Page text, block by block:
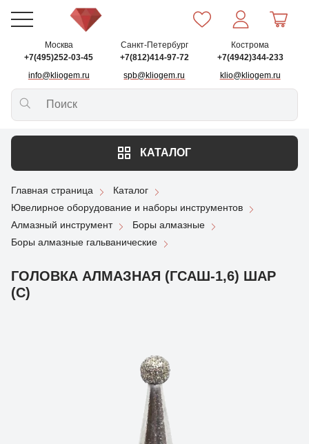
Москва
+7(495)252-03-45
info@kliogem.ru
Санкт-Петербург
+7(812)414-97-72
spb@kliogem.ru
Кострома
+7(4942)344-233
klio@kliogem.ru
КАТАЛОГ
Главная страница
Каталог
Ювелирное оборудование и наборы инструментов
Алмазный инструмент
Боры алмазные
Боры алмазные гальванические
ГОЛОВКА АЛМАЗНАЯ (ГСАШ-1,6) ШАР
(С)